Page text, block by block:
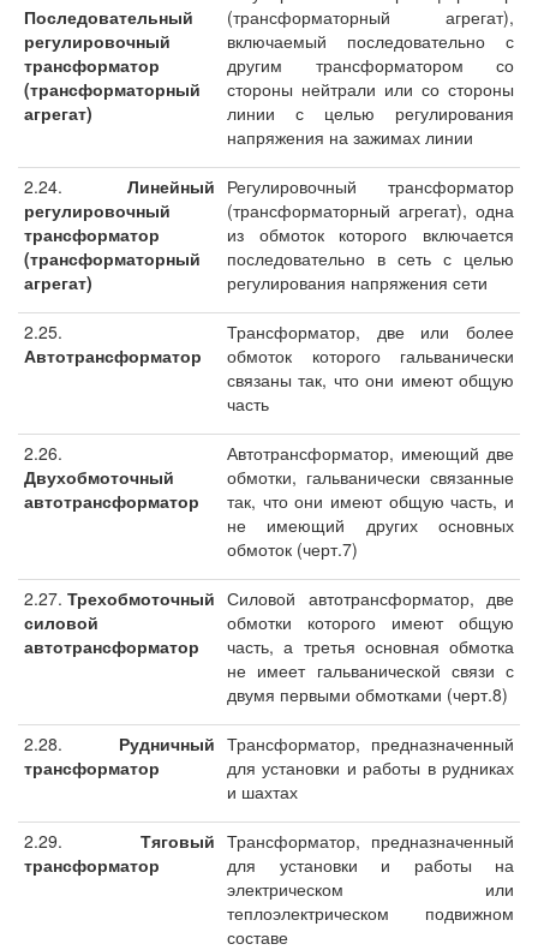
Последовательный
регулировочный
трансформатор
(трансформаторный
агрегат)
(трансформаторный агрегат),
включаемый последовательно с
другим трансформатором со
стороны нейтрали или со стороны
линии с целью регулирования
напряжения на зажимах линии
2.24. Линейный
регулировочный
трансформатор
(трансформаторный
агрегат)
Регулировочный трансформатор
(трансформаторный агрегат), одна
из обмоток которого включается
последовательно в сеть с целью
регулирования напряжения сети
2.25.
Автотрансформатор
Трансформатор, две или более
обмоток которого гальванически
связаны так, что они имеют общую
часть
2.26.
Двухобмоточный
автотрансформатор
Автотрансформатор, имеющий две
обмотки, гальванически связанные
так, что они имеют общую часть, и
не имеющий других основных
обмоток (черт.7)
2.27. Трехобмоточный
силовой
автотрансформатор
Силовой автотрансформатор, две
обмотки которого имеют общую
часть, а третья основная обмотка
не имеет гальванической связи с
двумя первыми обмотками (черт.8)
2.28. Рудничный
трансформатор
Трансформатор, предназначенный
для установки и работы в рудниках
и шахтах
2.29. Тяговый
трансформатор
Трансформатор, предназначенный
для установки и работы на
электрическом или
теплоэлектрическом подвижном
составе